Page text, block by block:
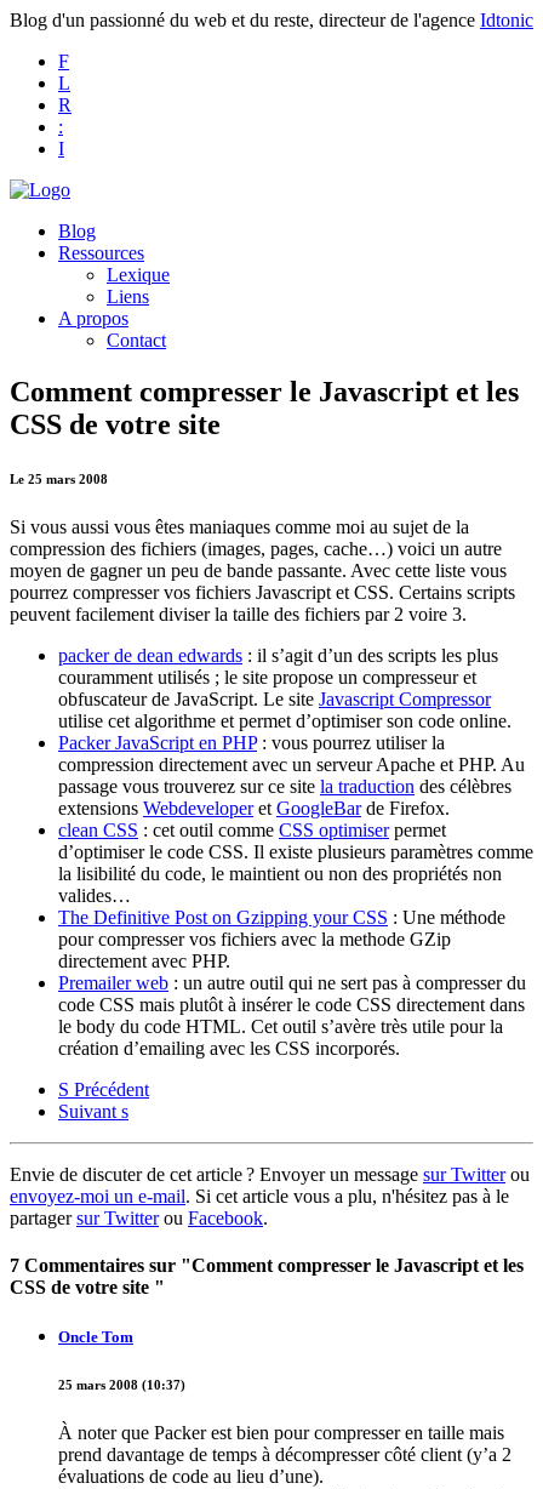
Blog d'un passionné du web et du reste, directeur de l'agence Idtonic
F
L
R
:
I
Blog
Ressources
Lexique
Liens
A propos
Contact
Comment compresser le Javascript et les
CSS de votre site
Le 25 mars 2008
Si vous aussi vous êtes maniaques comme moi au sujet de la
compression des fichiers (images, pages, cache…) voici un autre
moyen de gagner un peu de bande passante. Avec cette liste vous
pourrez compresser vos fichiers Javascript et CSS. Certains scripts
peuvent facilement diviser la taille des fichiers par 2 voire 3.
packer de dean edwards : il s’agit d’un des scripts les plus
couramment utilisés ; le site propose un compresseur et
obfuscateur de JavaScript. Le site Javascript Compressor
utilise cet algorithme et permet d’optimiser son code online.
Packer JavaScript en PHP: vous pourrez utiliser la
compression directement avec un serveur Apache et PHP. Au
passage vous trouverez sur ce site la traduction des célèbres
extensions Webdeveloperet GoogleBarde Firefox.
clean CSS : cet outil comme CSS optimiserpermet
d’optimiser le code CSS. Il existe plusieurs paramètres comme
la lisibilité du code, le maintient ou non des propriétés non
valides…
The Definitive Post on Gzipping your CSS : Une méthode
pour compresser vos fichiers avec la methode GZip
directement avec PHP.
Premailer web : un autre outil qui ne sert pas à compresser du
code CSS mais plutôt à insérer le code CSS directement dans
le body du code HTML. Cet outil s’avère très utile pour la
création d’emailing avec les CSS incorporés.
S Précédent
Suivant s
Envie de discuter de cet article ? Envoyer un message sur Twitterou
envoyez-moi un e-mail. Si cet article vous a plu, n'hésitez pas à le
partagersur Twitterou Facebook.
7 Commentaires sur "Comment compresser le Javascript et les
CSS de votre site "
Oncle Tom
25 mars 2008 (10:37)
À noter que Packer est bien pour compresser en taille mais
prend davantage de temps à décompresser côté client (y’a 2
évaluations de code au lieu d’une).